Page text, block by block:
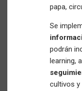
papa,
Se
podrán
learning,
cultivos y